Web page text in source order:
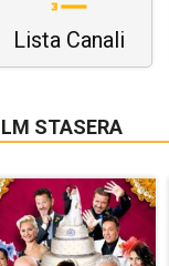
Lista Canali
STASERA